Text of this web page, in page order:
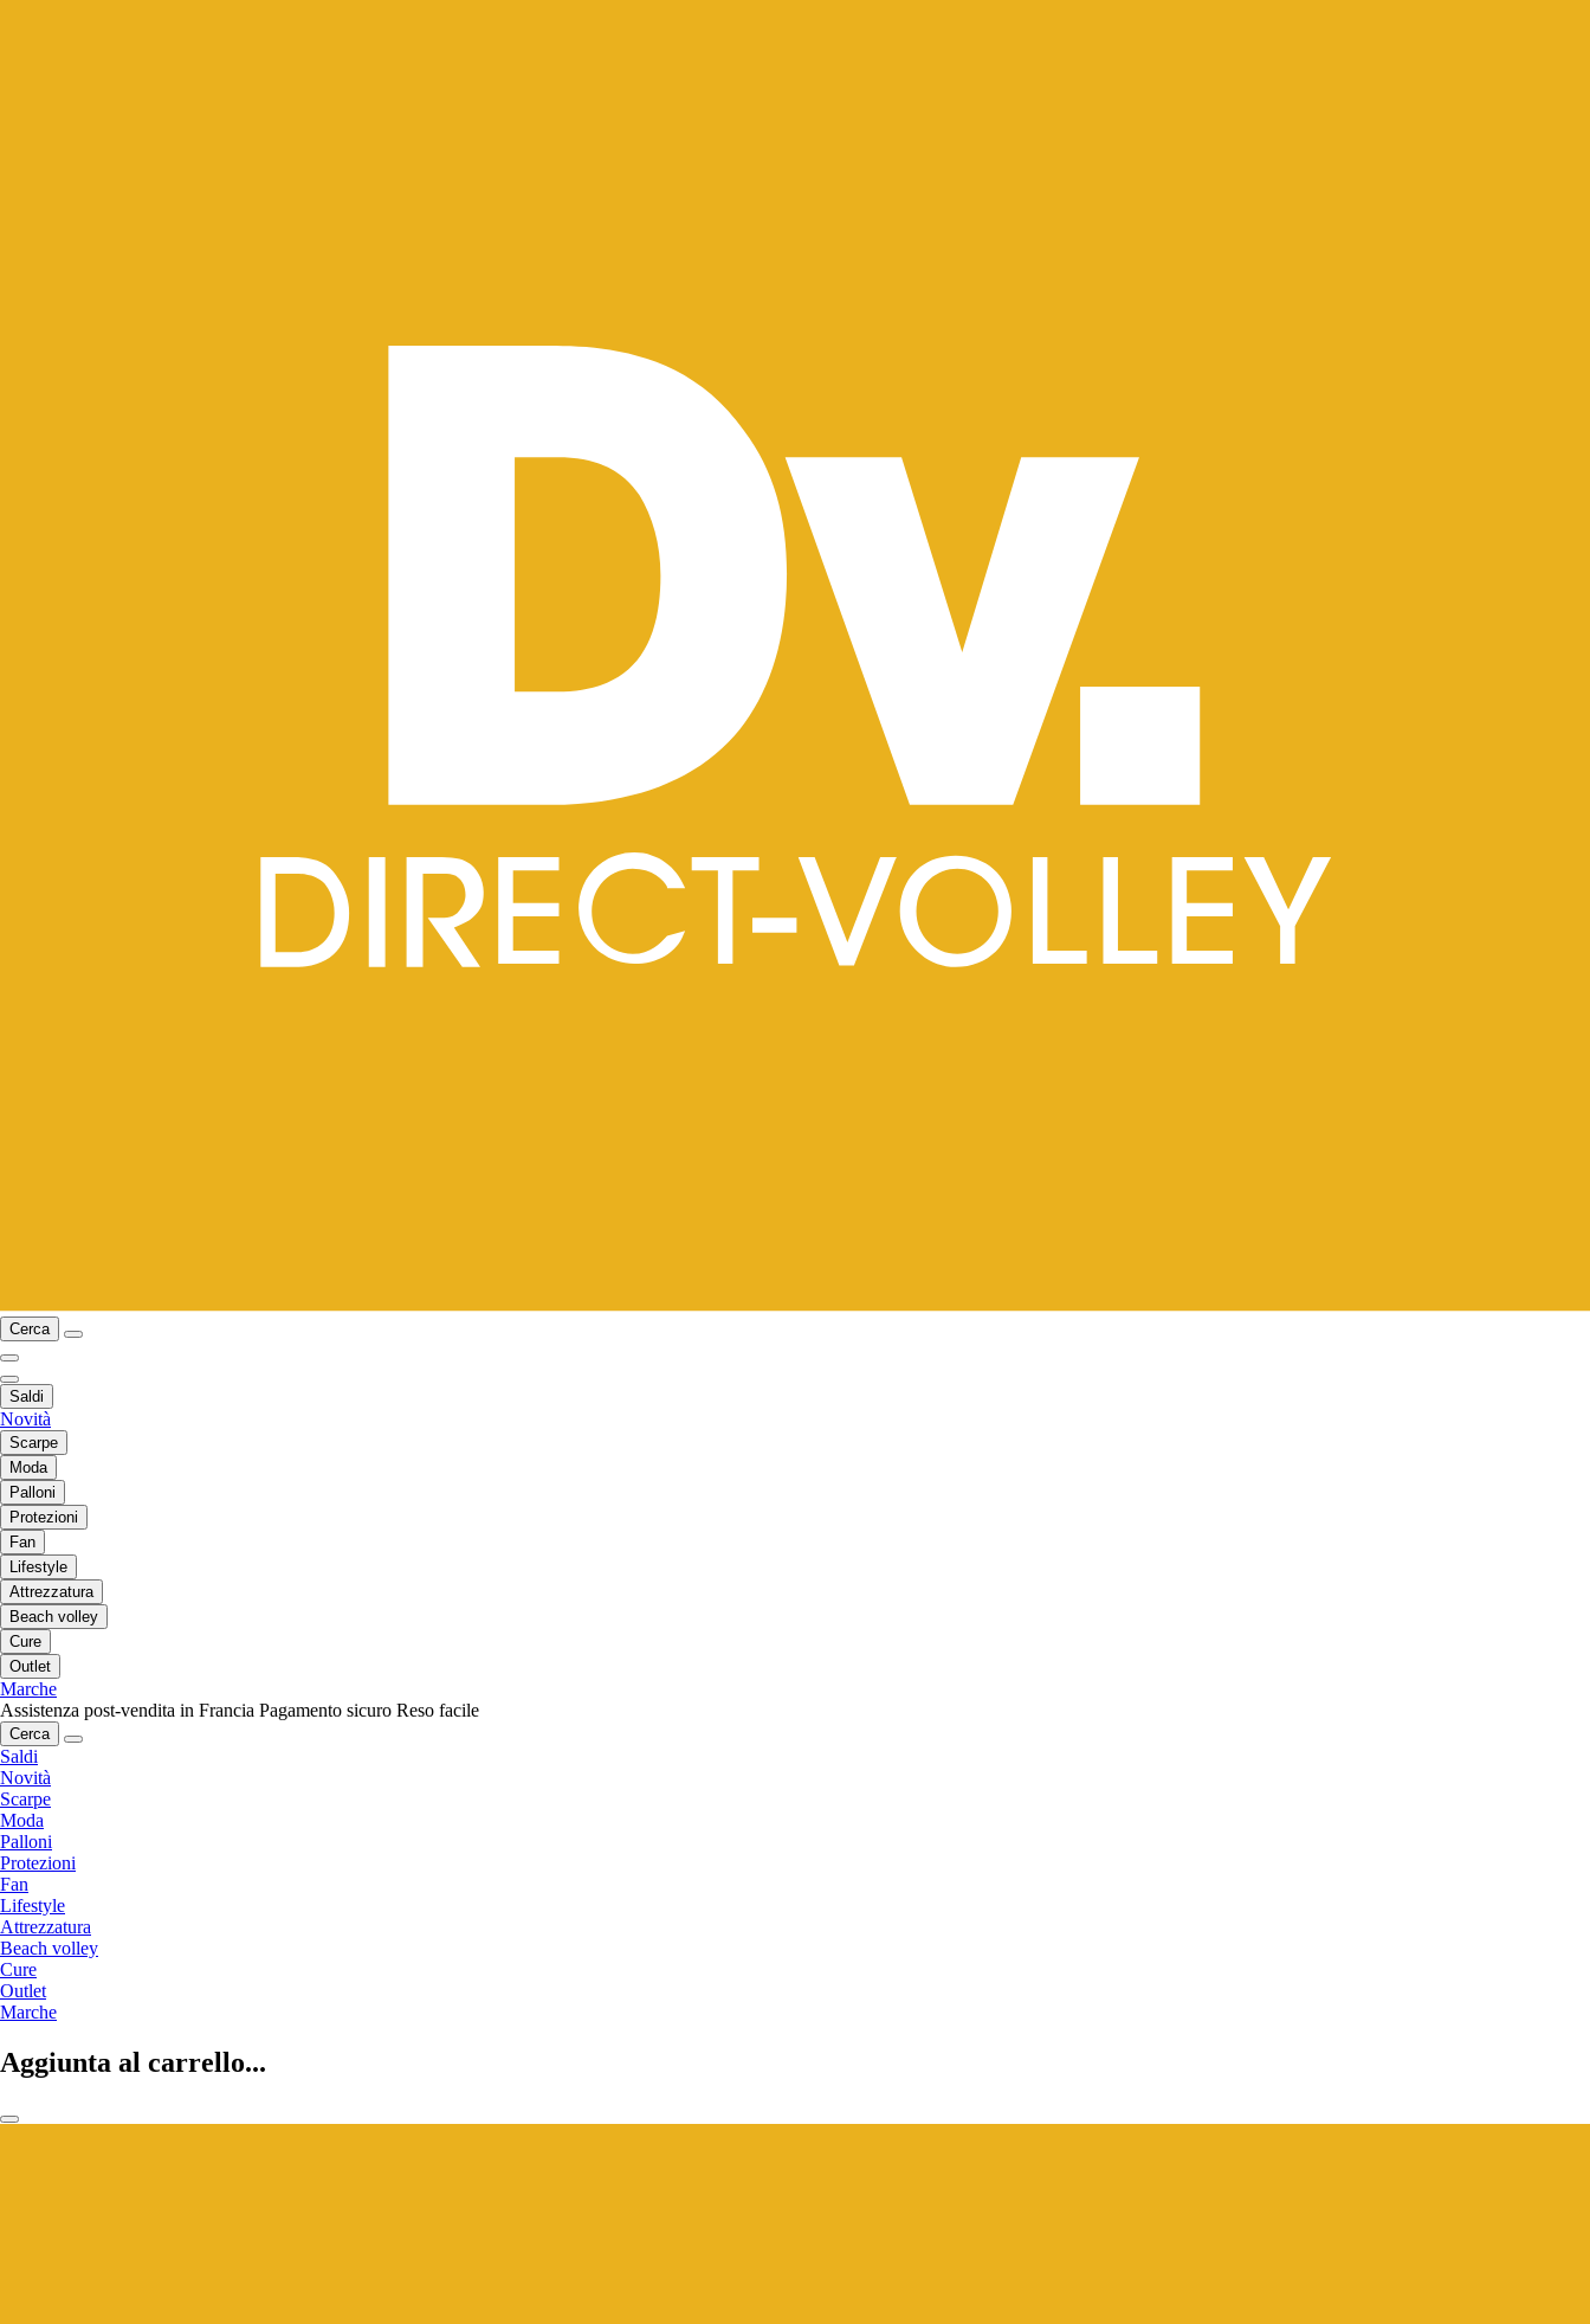
Cerca
Saldi
Novità
Scarpe
Moda
Palloni
Protezioni
Fan
Lifestyle
Attrezzatura
Beach volley
Cure
Outlet
Marche
Assistenza post-vendita in Francia Pagamento sicuro Reso facile
Cerca
Saldi
Novità
Scarpe
Moda
Palloni
Protezioni
Fan
Lifestyle
Attrezzatura
Beach volley
Cure
Outlet
Marche
Aggiunta al carrello...